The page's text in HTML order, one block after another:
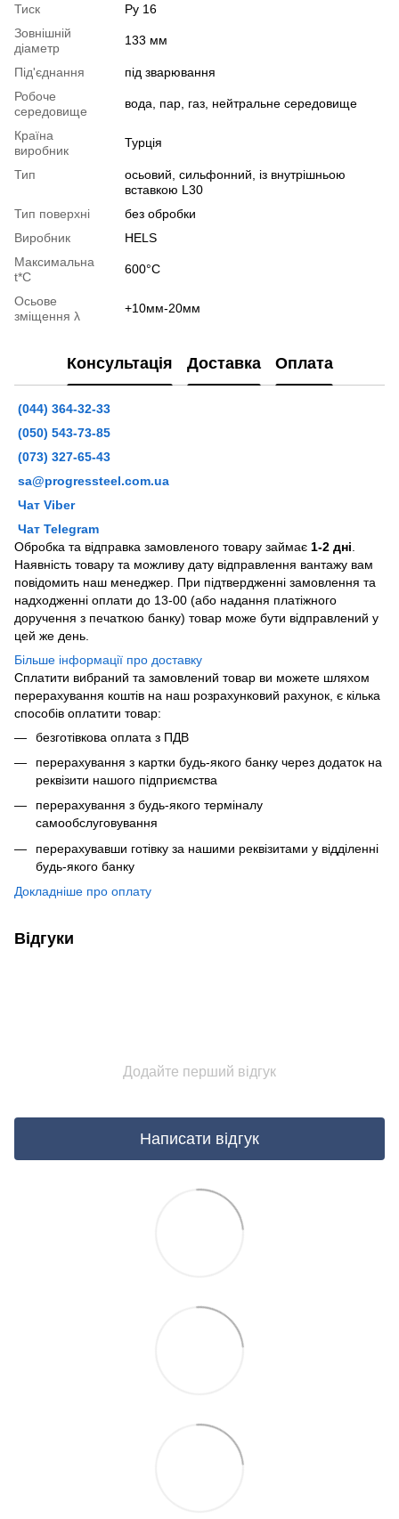
Тиск
Ру 16
Зовнішній
діаметр
133 мм
Під'єднання
під зварювання
Робоче
середовище
вода, пар, газ, нейтральне середовище
Країна
виробник
Турція
Тип
осьовий, сильфонний, із внутрішньою
вставкою L30
Тип поверхні
без обробки
Виробник
HELS
Максимальна
t*C
600°С
Осьове
зміщення λ
+10мм-20мм
Консультація Доставка Оплата
(044) 364-32-33
(050) 543-73-85
(073) 327-65-43
sa@progressteel.com.ua
Чат Viber
Чат Telegram
Обробка та відправка замовленого товару займає 1-2 дні
Наявність товару та можливу дату відправлення вантажу вам
повідомить наш менеджер. При підтвердженні замовлення та
надходженні оплати до 13-00 (або надання платіжного
доручення з печаткою банку) товар може бути відправлений у
цей же день.
Більше інформації про доставку
Сплатити вибраний та замовлений товар ви можете шляхом
перерахування коштів на наш розрахунковий рахунок, є кілька
способів оплатити товар:
безготівкова оплата з ПДВ
перерахування з картки будь-якого банку через додаток на
реквізити нашого підприємства
перерахування з будь-якого терміналу
самообслуговування
перерахувавши готівку за нашими реквізитами у відділенні
будь-якого банку
Докладніше про оплату
Відгуки
Додайте перший відгук
Написати відгук